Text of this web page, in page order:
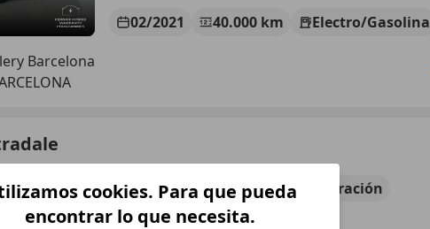
02/2021 40.000 km Electro/Gasolina
Barcelona
€ 649.999 Sin comparación
cookies. Para que pueda
encontrar lo que necesita.